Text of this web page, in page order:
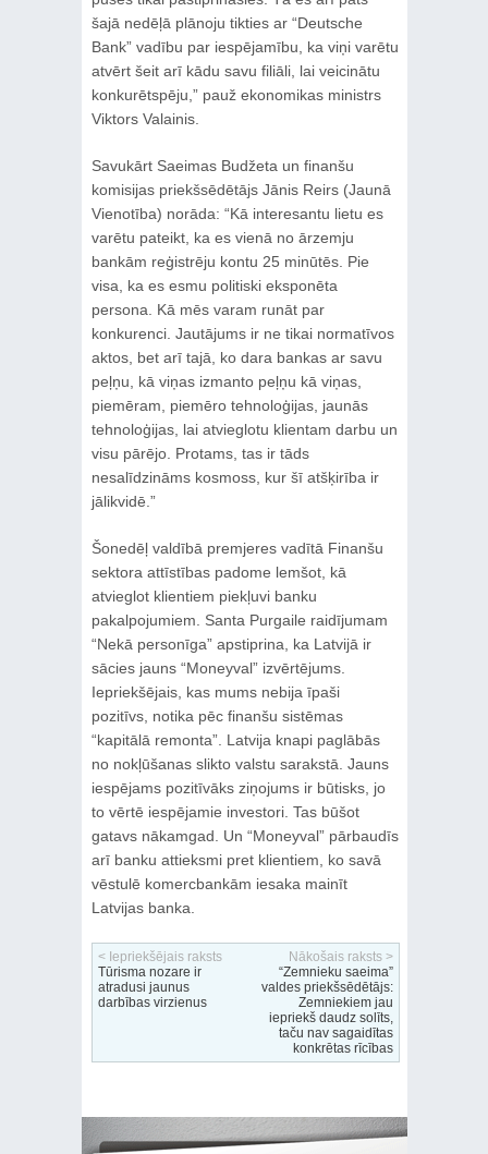
šajā nedēļā plānoju tikties ar “Deutsche
Bank” vadību par iespējamību, ka viņi varētu
atvērt šeit arī kādu savu filiāli, lai veicinātu
konkurētspēju,” pauž ekonomikas ministrs
Viktors Valainis.
Savukārt Saeimas Budžeta un finanšu
komisijas priekšsēdētājs Jānis Reirs (Jaunā
Vienotība) norāda: “Kā interesantu lietu es
varētu pateikt, ka es vienā no ārzemju
bankām reģistrēju kontu 25 minūtēs. Pie
visa, ka es esmu politiski eksponēta
persona. Kā mēs varam runāt par
konkurenci. Jautājums ir ne tikai normatīvos
aktos, bet arī tajā, ko dara bankas ar savu
peļņu, kā viņas izmanto peļņu kā viņas,
piemēram, piemēro tehnoloģijas, jaunās
tehnoloģijas, lai atvieglotu klientam darbu un
visu pārējo. Protams, tas ir tāds
nesalīdzināms kosmoss, kur šī atšķirība ir
jālikvidē.”
Šonedēļ valdībā premjeres vadītā Finanšu
sektora attīstības padome lemšot, kā
atvieglot klientiem piekļuvi banku
pakalpojumiem. Santa Purgaile raidījumam
“Nekā personīga” apstiprina, ka Latvijā ir
sācies jauns “Moneyval” izvērtējums.
Iepriekšējais, kas mums nebija īpaši
pozitīvs, notika pēc finanšu sistēmas
“kapitālā remonta”. Latvija knapi paglābās
no nokļūšanas slikto valstu sarakstā. Jauns
iespējams pozitīvāks ziņojums ir būtisks, jo
to vērtē iespējamie investori. Tas būšot
gatavs nākamgad. Un “Moneyval” pārbaudīs
arī banku attieksmi pret klientiem, ko savā
vēstulē komercbankām iesaka mainīt
Latvijas banka.
< Iepriekšējais raksts
Tūrisma nozare ir
atradusi jaunus
darbības virzienus
Nākošais raksts >
“Zemnieku saeima”
valdes priekšsēdētājs:
Zemniekiem jau
iepriekš daudz solīts,
taču nav sagaidītas
konkrētas rīcības